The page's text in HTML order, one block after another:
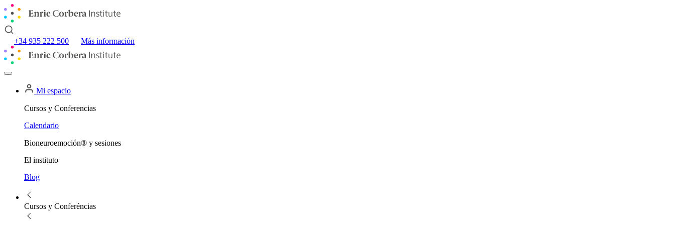
+34 935 222 500 Más información
Mi espacio
Cursos y Conferencias
Calendario
Bioneuroemoción® y sesiones
El instituto
Blog
Cursos y Conferéncias